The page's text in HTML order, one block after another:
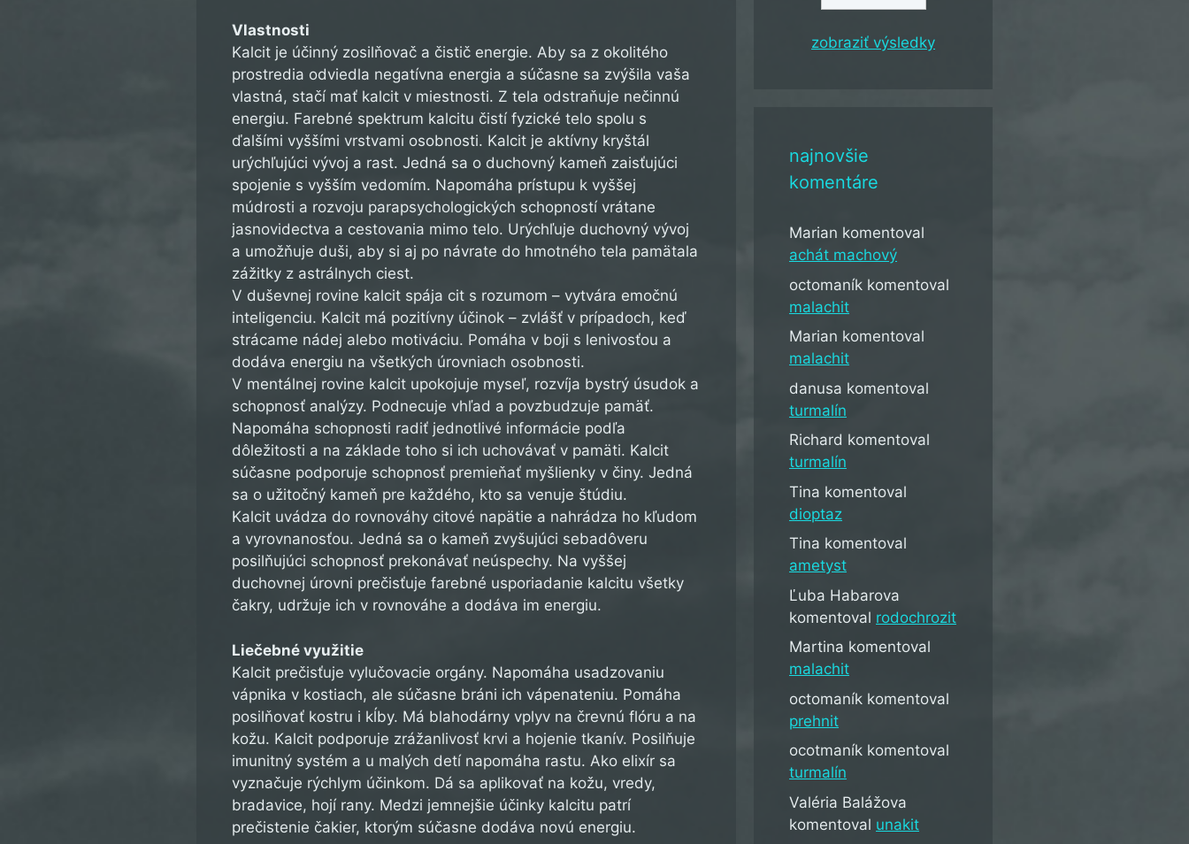
Vlastnosti
Kalcit je účinný zosilňovač a čistič energie. Aby sa z okolitého
prostredia odviedla negatívna energia a súčasne sa zvýšila vaša
vlastná, stačí mať kalcit v miestnosti. Z tela odstraňuje nečinnú
energiu. Farebné spektrum kalcitu čistí fyzické telo spolu s
ďalšími vyššími vrstvami osobnosti. Kalcit je aktívny kryštál
urýchľujúci vývoj a rast. Jedná sa o duchovný kameň zaisťujúci
spojenie s vyšším vedomím. Napomáha prístupu k vyššej
múdrosti a rozvoju parapsychologických schopností vrátane
jasnovidectva a cestovania mimo telo. Urýchľuje duchovný vývoj
a umožňuje duši, aby si aj po návrate do hmotného tela pamätala
zážitky z astrálnych ciest.
V duševnej rovine kalcit spája cit s rozumom – vytvára emočnú
inteligenciu. Kalcit má pozitívny účinok – zvlášť v prípadoch, keď
strácame nádej alebo motiváciu. Pomáha v boji s lenivosťou a
dodáva energiu na všetkých úrovniach osobnosti.
V mentálnej rovine kalcit upokojuje myseľ, rozvíja bystrý úsudok a
schopnosť analýzy. Podnecuje vhľad a povzbudzuje pamäť.
Napomáha schopnosti radiť jednotlivé informácie podľa
dôležitosti a na základe toho si ich uchovávať v pamäti. Kalcit
súčasne podporuje schopnosť premieňať myšlienky v činy. Jedná
sa o užitočný kameň pre každého, kto sa venuje štúdiu.
Kalcit uvádza do rovnováhy citové napätie a nahrádza ho kľudom
a vyrovnanosťou. Jedná sa o kameň zvyšujúci sebadôveru
posilňujúci schopnosť prekonávať neúspechy. Na vyššej
duchovnej úrovni prečisťuje farebné usporiadanie kalcitu všetky
čakry, udržuje ich v rovnováhe a dodáva im energiu.
Liečebné využitie
Kalcit prečisťuje vylučovacie orgány. Napomáha usadzovaniu
vápnika v kostiach, ale súčasne bráni ich vápenateniu. Pomáha
posilňovať kostru i kĺby. Má blahodárny vplyv na črevnú flóru a na
kožu. Kalcit podporuje zrážanlivosť krvi a hojenie tkanív. Posilňuje
imunitný systém a u malých detí napomáha rastu. Ako elixír sa
vyznačuje rýchlym účinkom. Dá sa aplikovať na kožu, vredy,
bradavice, hojí rany. Medzi jemnejšie účinky kalcitu patrí
prečistenie čakier, ktorým súčasne dodáva novú energiu.
zobraziť výsledky
najnovšie
komentáre
Marian komentoval
achát machový
octomaník komentoval
malachit
Marian komentoval
malachit
danusa komentoval
turmalín
Richard komentoval
turmalín
Tina komentoval
dioptaz
Tina komentoval
ametyst
Ľuba Habarova
komentoval rodochrozit
Martina komentoval
malachit
octomaník komentoval
prehnit
ocotmaník komentoval
turmalín
Valéria Balážova
komentoval unakit